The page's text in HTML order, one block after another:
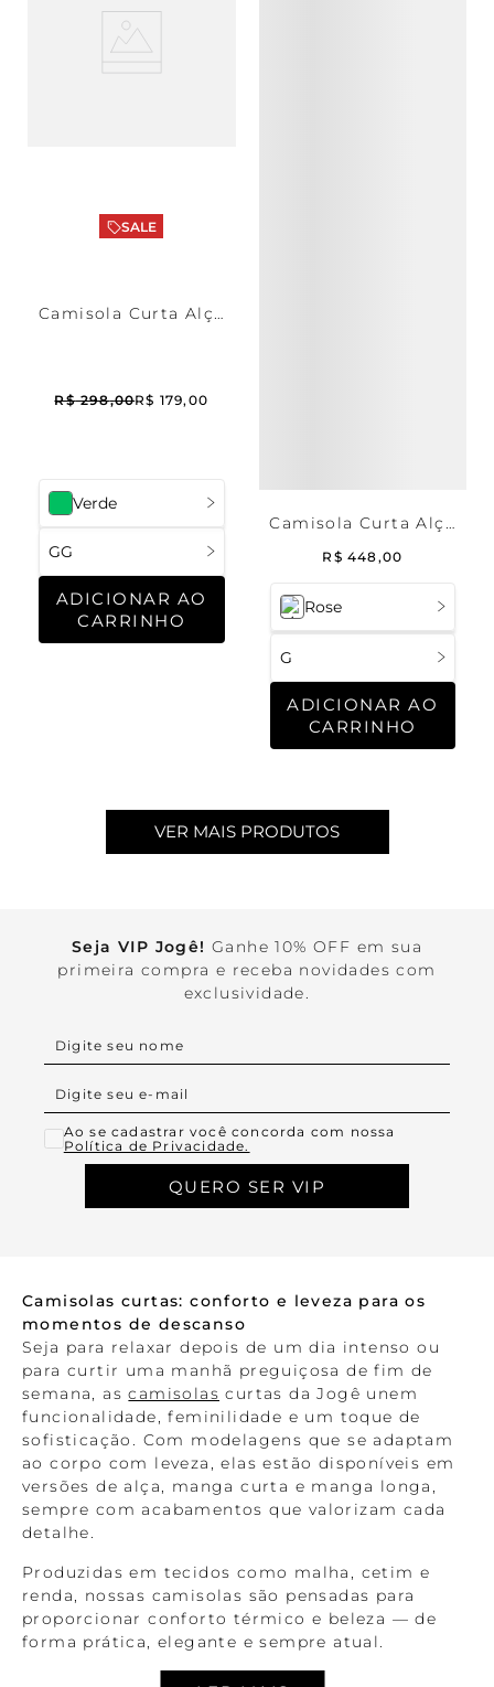
Verde
GG
ADICIONAR AO
CARRINHO
SALE
Camisola Curta Alça
R$ 298,00R$ 179,00
Rose
G
ADICIONAR AO
CARRINHO
Camisola Curta Alça
Cetim Gabriela
R$ 448,00
Seja VIP Jogê! Ganhe 10% OFF em sua
primeira compra e receba novidades com
exclusividade.
Ao se cadastrar você concorda com nossa
Política de Privacidade.
QUERO SER VIP
Camisolas curtas: conforto e leveza para os
momentos de descanso
Seja para relaxar depois de um dia intenso ou
para curtir uma manhã preguiçosa de fim de
semana, ascamisolas curtas da Jogê unem
funcionalidade, feminilidade e um toque de
sofisticação. Com modelagens que se adaptam
ao corpo com leveza, elas estão disponíveis em
versões de alça, manga curta e manga longa,
sempre com acabamentos que valorizam cada
detalhe.
Produzidas em tecidos como malha, cetim e
renda, nossas camisolas são pensadas para
proporcionar conforto térmico e beleza — de
forma prática, elegante e sempre atual.